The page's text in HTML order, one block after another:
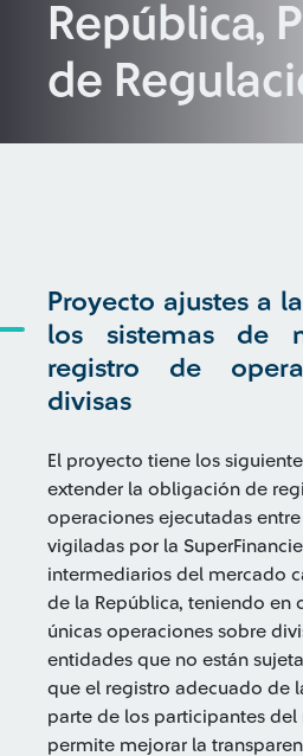
República,
de
Proyecto ajustes a
los sistemas de
registro de
divisas
El proyecto tiene los
extender la obligación de
operaciones ejecutadas
vigiladas por la
intermediarios del mercado
de la República, teniendo en
únicas operaciones sobre
entidades que no están
que el registro adecuado de
parte de los participantes
permite mejorar la